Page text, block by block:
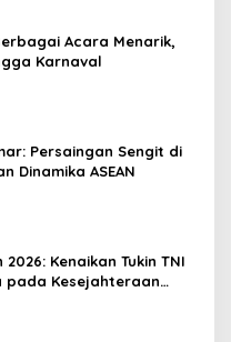
Acara Menarik,
Karnaval
Persaingan Sengit di
Dinamika ASEAN
2026: Kenaikan Tukin TNI
pada Kesejahteraan